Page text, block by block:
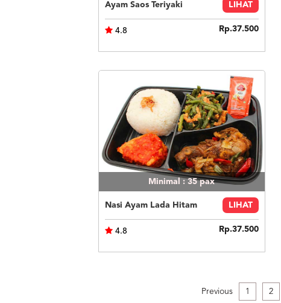
Ayam Saos Teriyaki LIHAT
4.8 Rp.37.500
Minimal : 35pax
Nasi Ayam Lada Hitam LIHAT
4.8 Rp.37.500
Previous 1 2